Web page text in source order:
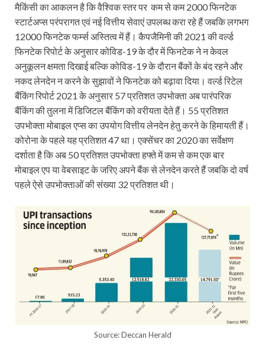
मैकिंसी का आकलन है कि वैश्विक स्तर पर कम से कम 2000 फिनटेक
स्टार्टअप्स परंपरागत एवं नई वित्तीय सेवाएं उपलब्ध करा रहे हैं जबकि लगभग
12000 फिनटेक फर्म्स अस्तित्व में हैं। कैपजैमिनी की 2021 की वर्ल्ड
फिनटेक रिपोर्ट के अनुसार कोविड-19 के दौर में फिनटेक ने न केवल
अनुकूलन क्षमता दिखाई बल्कि कोविड-19 के दौरान बैंकों के बंद रहने और
नकद लेनदेन न करने के सुझावों ने फिनटेक को बढ़ावा दिया। वर्ल्ड रिटेल
बैंकिंग रिपोर्ट 2021 के अनुसार 57 प्रतिशत उपभोक्ता अब पारंपरिक
बैंकिंग की तुलना में डिजिटल बैंकिंग को वरीयता देते हैं। 55 प्रतिशत
उपभोक्ता मोबाइल एप्स का उपयोग वित्तीय लेनदेन हेतु करने के हिमायती हैं।
कोरोना के पहले यह प्रतिशत 47 था। एक्सेंचर का 2020 का सर्वेक्षण
दर्शाता है कि अब 50 प्रतिशत उपभोक्ता हफ्ते में कम से कम एक बार
मोबाइल एप या वेबसाइट के जरिए अपने बैंक से लेनदेन करते हैं जबकि दो वर्ष
पहले ऐसे उपभोक्ताओं की संख्या 32 प्रतिशत थी।
Source: Deccan Herald